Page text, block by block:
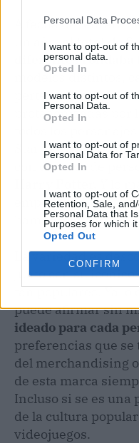
Personal Data
I want to opt-out of
personal data.
Opted In
I want to opt-out of
Personal Data.
Opted In
I want to opt-out of
Personal Data for
Opted In
I want to opt-out of
Retention, Sale,
Personal Data that
Purposes for which it
Opted Out
CONFIRM
A fecha de febrero
un año,el total de
diferentes rondaba
modelos distintos,
perteneciendo a
protagonizadas por
Star Wars o hasta
con diseños de
empezó con unas
hamburguesería.
La variedad es
junto con su icónico
tan populares. Ya
puede afirmar sin
ideado para cada
preferencias que se
del merchandising
de esta marca
Incluso si se es una
de la cultura
videojuegos.